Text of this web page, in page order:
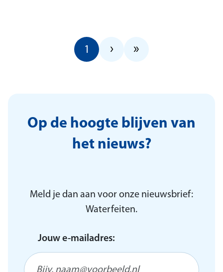
1 Huidige pagina, pagina 1
›Volgende pagina,
»
Op de hoogte blijven van
het nieuws?
Meld je dan aan voor onze nieuwsbrief:
Waterfeiten.
Jouw e-mailadres: